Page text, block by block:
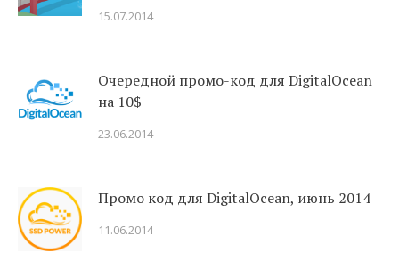
15.07.2014
Очередной промо-код для DigitalOcean
на 10$
23.06.2014
Промо код для DigitalOcean, июнь 2014
11.06.2014